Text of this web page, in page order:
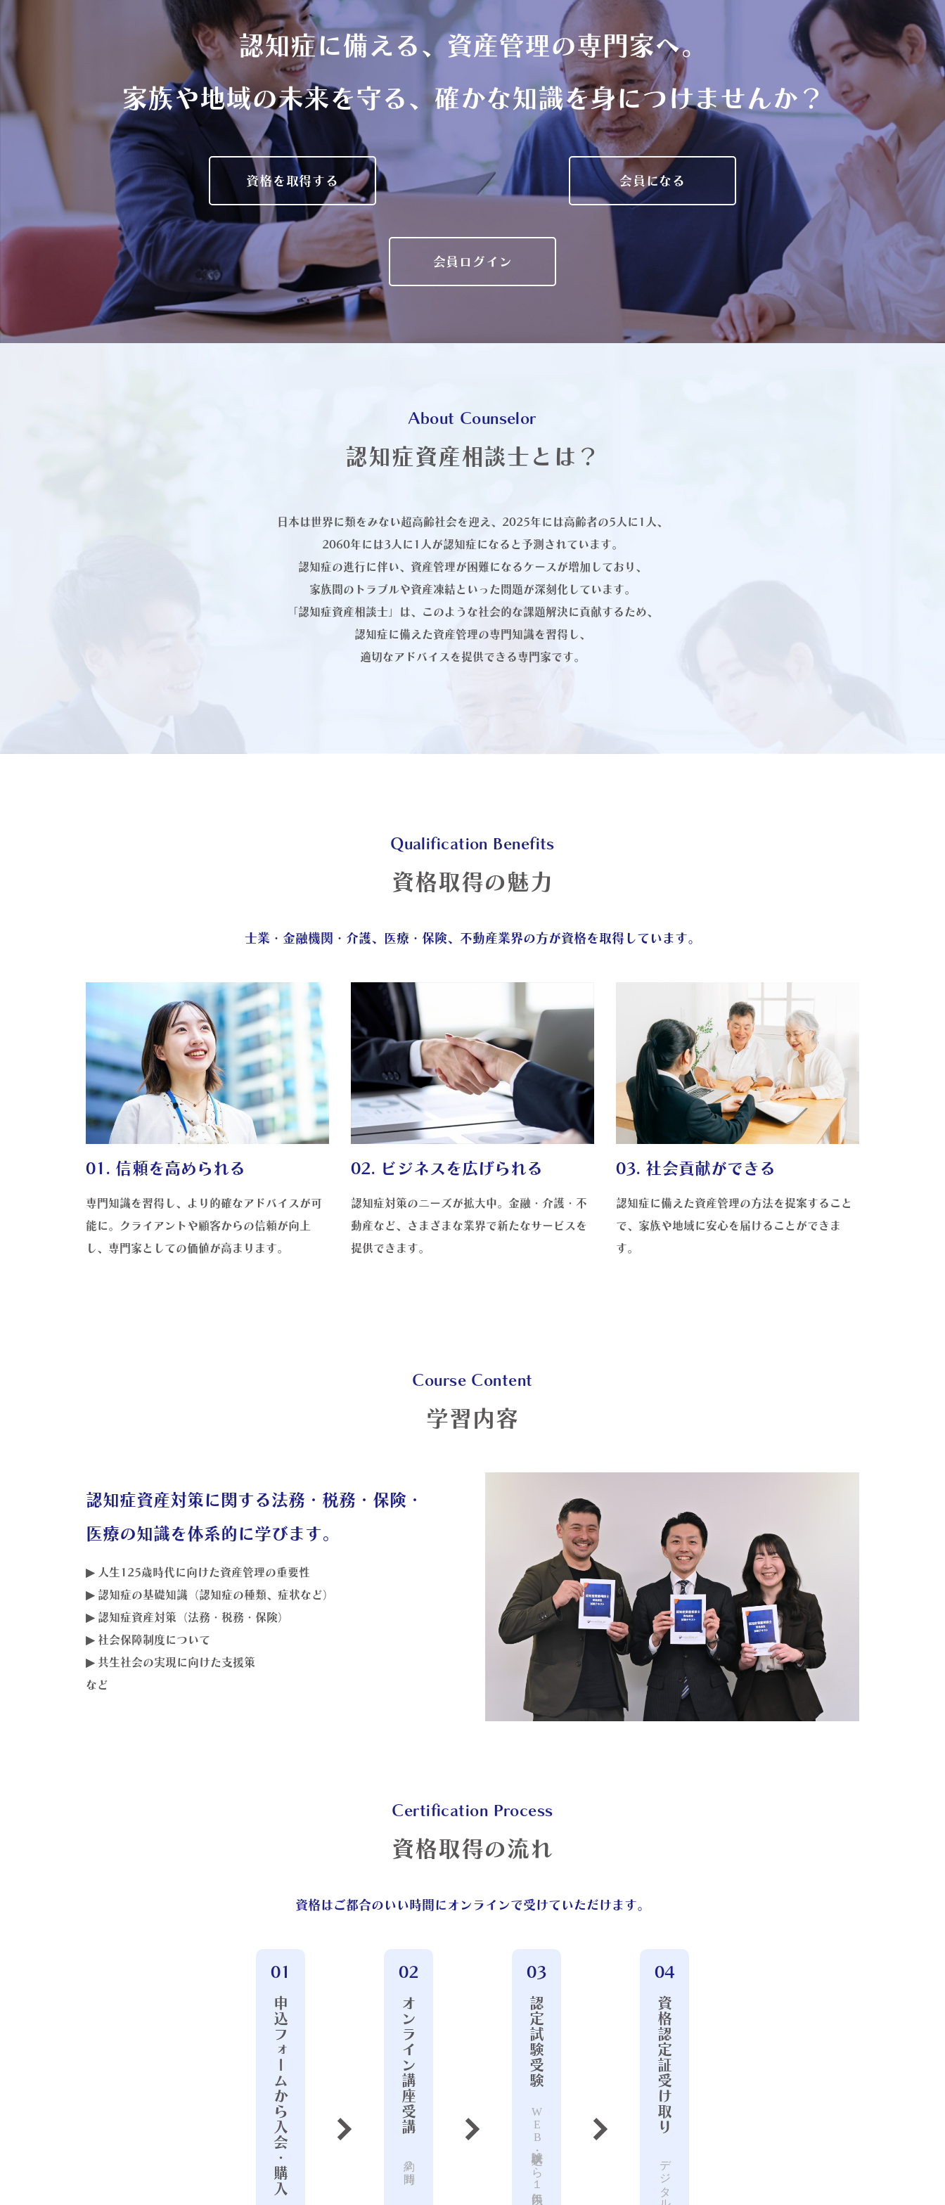
認知症に備える、資産管理の専門家へ。
家族や地域の未来を守る、確かな知識を身につけませんか？
資格を取得する 会員になる
会員ログイン
About Counselor
認知症資産相談士とは？
日本は世界に類をみない超高齢社会を迎え、2025年には高齢者の5人に1人、
2060年には3人に1人が認知症になると予測されています。
認知症の進行に伴い、資産管理が困難になるケースが増加しており、
家族間のトラブルや資産凍結といった問題が深刻化しています。
「認知症資産相談士」は、このような社会的な課題解決に貢献するため、
認知症に備えた資産管理の専門知識を習得し、
適切なアドバイスを提供できる専門家です。
Qualification Benefits
資格取得の魅力
士業・金融機関・介護、医療・保険、不動産業界の方が資格を取得しています。
01. 信頼を高められる
専門知識を習得し、より的確なアドバイスが可
能に。クライアントや顧客からの信頼が向上
し、専門家としての価値が高まります。
02. ビジネスを広げられる
認知症対策のニーズが拡大中。金融・介護・不
動産など、さまざまな業界で新たなサービスを
提供できます。
03. 社会貢献ができる
認知症に備えた資産管理の方法を提案すること
で、家族や地域に安心を届けることができま
す。
Course Content
学習内容
認知症資産対策に関する法務・税務・保険・
医療の知識を体系的に学びます。
▶ 人生125歳時代に向けた資産管理の重要性
▶ 認知症の基礎知識（認知症の種類、症状など）
▶ 認知症資産対策（法務・税務・保険）
▶ 社会保障制度について
▶ 共生社会の実現に向けた支援策
など
Certification Process
資格取得の流れ
資格はご都合のいい時間にオンラインで受けていただけます。
01
申込フォームから入会・購入
02
オンライン講座受講
約２時間
03
認定試験受験
WEB試験・申込から１年以内に受験
04
資格認定証受け取り
デジタル認定証・２年更新